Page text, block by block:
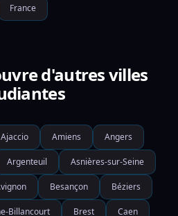
France
d'autres villes
Ajaccio Amiens Angers
Argenteuil Asnières-sur-Seine
Besançon Béziers
Billancourt Brest Caen